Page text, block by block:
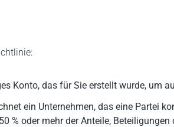
Konto, das für Sie erstellt wurde, um
ein Unternehmen, das eine Partei
% oder mehr der Anteile,